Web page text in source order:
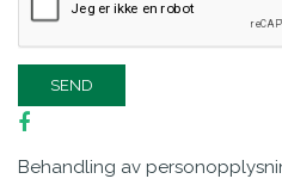
Behandling av